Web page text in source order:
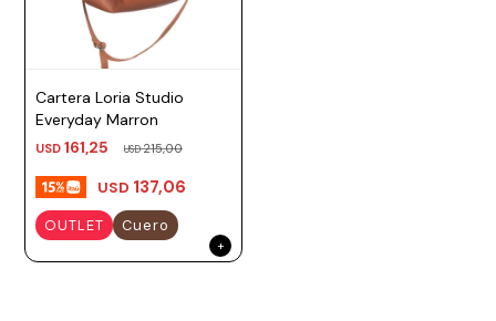
Cartera Loria Studio
Everyday Marron
USD 161,25 USD215,00
USD 137,06
OUTLET Cuero